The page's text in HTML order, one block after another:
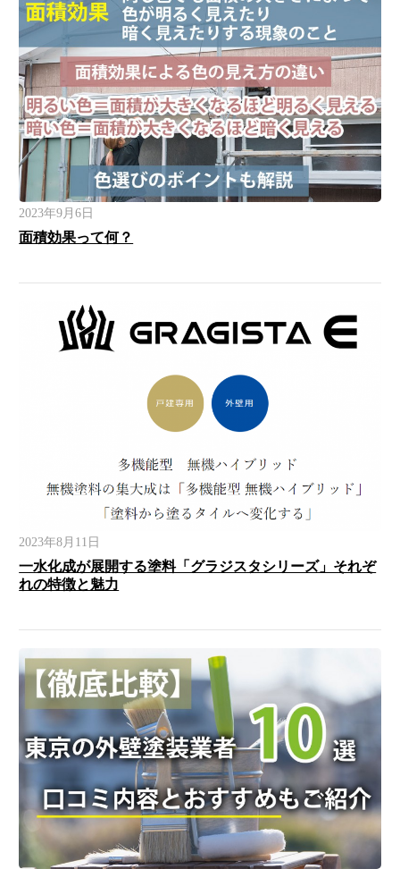
2023年9月6日
面積効果って何？
2023年8月11日
一水化成が展開する塗料「グラジスタシリーズ」それぞ
れの特徴と魅力